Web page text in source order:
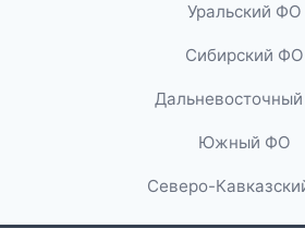
Уральский ФО
Сибирский ФО
Южный ФО
Северо-